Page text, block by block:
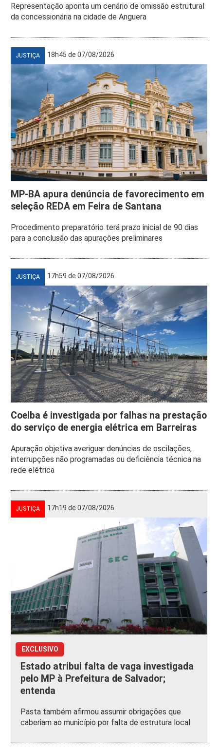
Representação aponta um cenário de omissão estrutural
da concessionária na cidade de Anguera
JUSTIÇA 18h45 de 07/08/2026
MP-BA apura denúncia de favorecimento em
seleção REDA em Feira de Santana
Procedimento preparatório terá prazo inicial de 90 dias
para a conclusão das apurações preliminares
JUSTIÇA 17h59 de 07/08/2026
Coelba é investigada por falhas na prestação
do serviço de energia elétrica em Barreiras
Apuração objetiva averiguar denúncias de oscilações,
interrupções não programadas ou deficiência técnica na
rede elétrica
JUSTIÇA 17h19 de 07/08/2026
EXCLUSIVO
Estado atribui falta de vaga investigada
pelo MP à Prefeitura de Salvador;
entenda
Pasta também afirmou assumir obrigações que
caberiam ao município por falta de estrutura local